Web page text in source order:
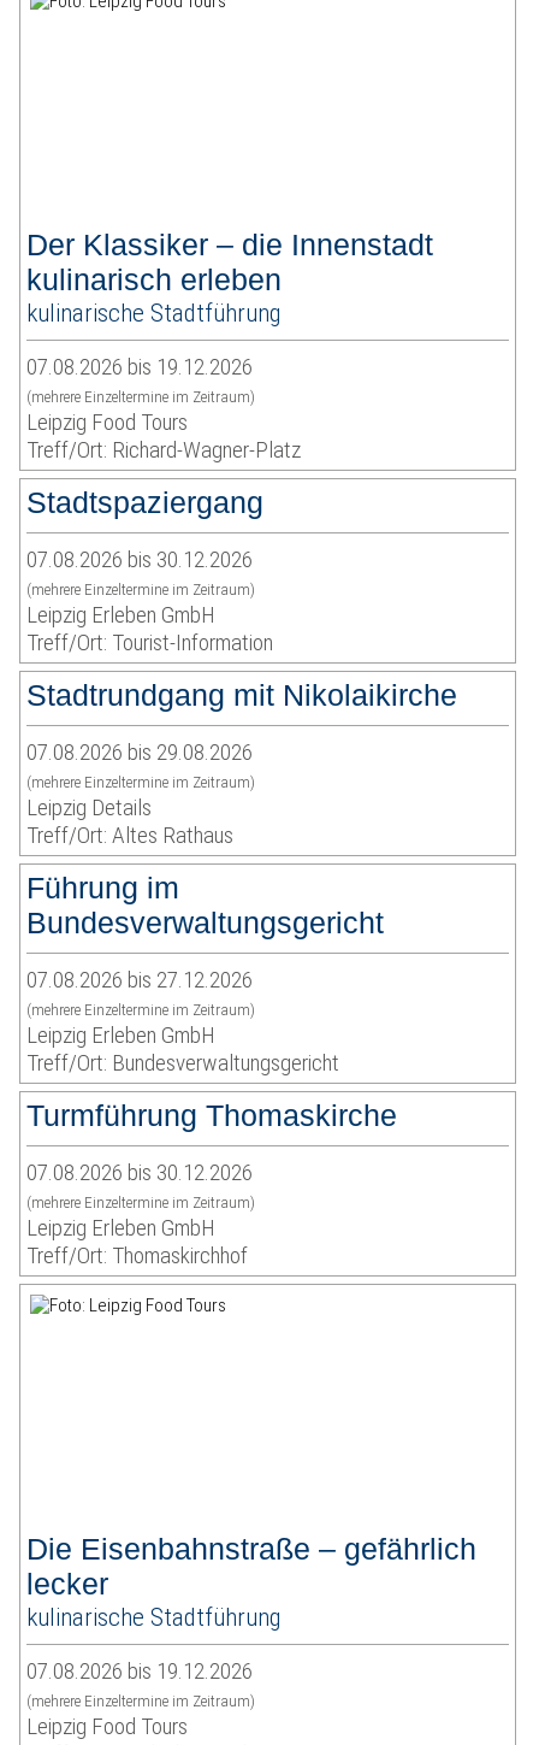
Der Klassiker – die Innenstadt
kulinarisch erleben
kulinarische Stadtführung
07.08.2026 bis 19.12.2026
(mehrere Einzeltermine im Zeitraum)
Leipzig Food Tours
Treff/Ort: Richard-Wagner-Platz
Stadtspaziergang
07.08.2026 bis 30.12.2026
(mehrere Einzeltermine im Zeitraum)
Leipzig Erleben GmbH
Treff/Ort: Tourist-Information
Stadtrundgang mit Nikolaikirche
07.08.2026 bis 29.08.2026
(mehrere Einzeltermine im Zeitraum)
Leipzig Details
Treff/Ort: Altes Rathaus
Führung im
Bundesverwaltungsgericht
07.08.2026 bis 27.12.2026
(mehrere Einzeltermine im Zeitraum)
Leipzig Erleben GmbH
Treff/Ort: Bundesverwaltungsgericht
Turmführung Thomaskirche
07.08.2026 bis 30.12.2026
(mehrere Einzeltermine im Zeitraum)
Leipzig Erleben GmbH
Treff/Ort: Thomaskirchhof
Die Eisenbahnstraße – gefährlich
lecker
kulinarische Stadtführung
07.08.2026 bis 19.12.2026
(mehrere Einzeltermine im Zeitraum)
Leipzig Food Tours